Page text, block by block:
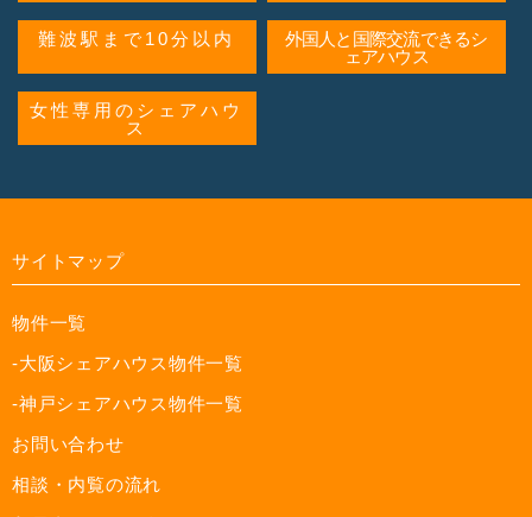
難波駅まで10分以内
外国人と国際交流できるシ
ェアハウス
女性専用のシェアハウ
ス
サイトマップ
物件一覧
-大阪シェアハウス物件一覧
-神戸シェアハウス物件一覧
お問い合わせ
相談・内覧の流れ